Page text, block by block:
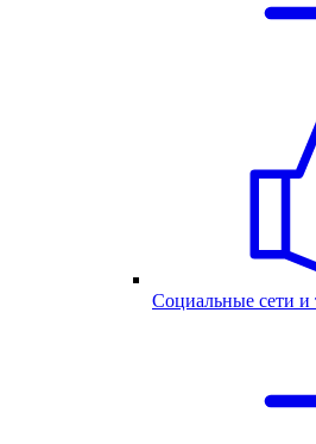
Социальные сети